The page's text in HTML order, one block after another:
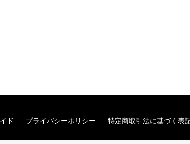
ド プライバシーポリシー 特定商取引法に基づく表